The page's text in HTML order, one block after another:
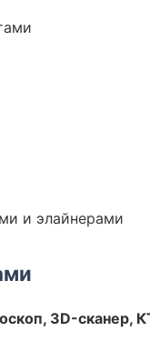
и элайнерами
3D-сканер,